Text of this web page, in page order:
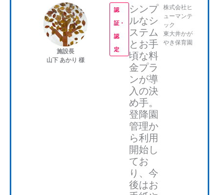
Tの導入を検討しました。
CCS決定の決め手になったのは、保育に特化して
いてカリキュラム等にも役立つという園長の意見
です。現在は、基本的に園児の登降園管理に使用
しておりますが、突発的事 案発生時（コロナ発生
施設長
山下 あかり 様
認
証・
認
定
シンプ
ルなシ
ステム
とお手
頃な料
金プラ
ンが導
入の決
め手。
登降園
管理か
ら利用
開始し
てお
り、今
後はお
株式会社ヒ
ューマンテ
ック
東大井かが
やき保育園